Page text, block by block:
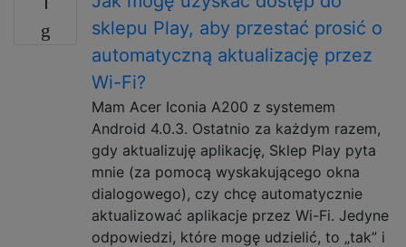
sklepu Play, aby przestać prosić o
automatyczną aktualizację przez
Wi-Fi?
Mam Acer Iconia A200 z systemem
Android 4.0.3. Ostatnio za każdym razem,
gdy aktualizuję aplikację, Sklep Play pyta
mnie (za pomocą wyskakującego okna
dialogowego), czy chcę automatycznie
aktualizować aplikacje przez Wi-Fi. Jedyne
odpowiedzi, które mogę udzielić, to „tak” i